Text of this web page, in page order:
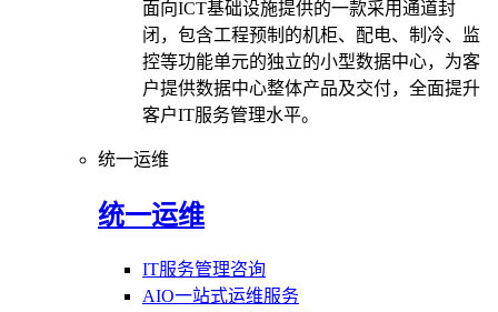
面向ICT基础设施提供的一款采用通道封
闭，包含工程预制的机柜、配电、制冷、监
控等功能单元的独立的小型数据中心，为客
户提供数据中心整体产品及交付，全面提升
客户IT服务管理水平。
统一运维
统一运维
IT服务管理咨询
AIO一站式运维服务